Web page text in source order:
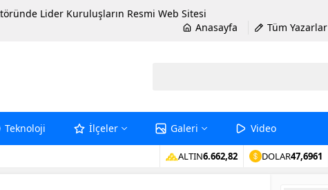
Lider Kuruluşların Resmi Web Sitesi
Anasayfa
Tüm Yazarlar
Teknoloji İlçeler Galeri Video
ALTIN6.662,82 DOLAR47,6961